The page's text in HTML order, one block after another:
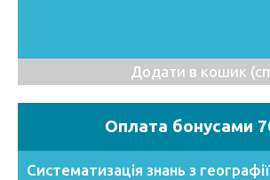
Додати в кошик
Оплата бонусами
Систематизація знань з